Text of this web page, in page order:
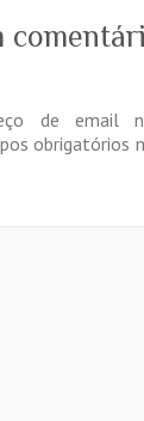
de email
obrigatórios